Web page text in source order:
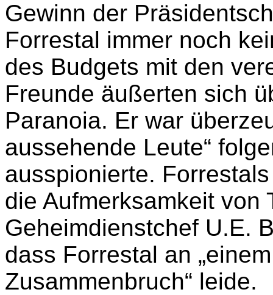
Gewinn der
Forrestal immer noch
des Budgets mit den
Freunde äußerten sich
Paranoia. Er war
aussehende Leute“
ausspionierte.
die Aufmerksamkeit von
Geheimdienstchef U.E.
dass Forrestal an
Zusammenbruch“ leide.